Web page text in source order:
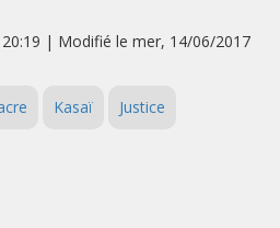
| Modifié le mer, 14/06/2017
Kasaï Justice